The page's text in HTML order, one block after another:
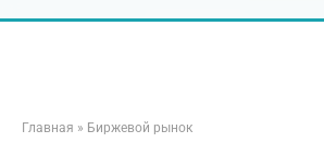
Главная » Биржевой рынок